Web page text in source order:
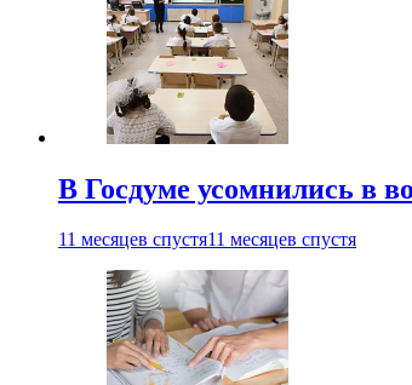
В Госдуме усомнились в
11 месяцев спустя11 месяцев спустя